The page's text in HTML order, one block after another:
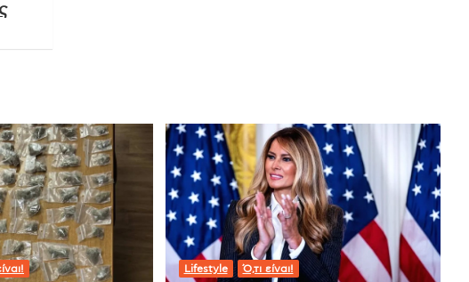
Lifestyle Ό,τι είναι!